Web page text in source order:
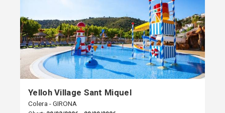
Yelloh Village Sant Miquel
Colera - GIRONA